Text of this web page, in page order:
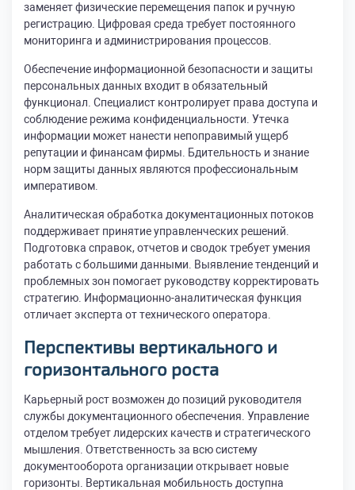
заменяет физические перемещения папок и ручную
регистрацию. Цифровая среда требует постоянного
мониторинга и администрирования процессов.
Обеспечение информационной безопасности и защиты
персональных данных входит в обязательный
функционал. Специалист контролирует права доступа и
соблюдение режима конфиденциальности. Утечка
информации может нанести непоправимый ущерб
репутации и финансам фирмы. Бдительность и знание
норм защиты данных являются профессиональным
императивом.
Аналитическая обработка документационных потоков
поддерживает принятие управленческих решений.
Подготовка справок, отчетов и сводок требует умения
работать с большими данными. Выявление тенденций и
проблемных зон помогает руководству корректировать
стратегию. Информационно-аналитическая функция
отличает эксперта от технического оператора.
Перспективы вертикального и
горизонтального роста
Карьерный рост возможен до позиций руководителя
службы документационного обеспечения. Управление
отделом требует лидерских качеств и стратегического
мышления. Ответственность за всю систему
документооборота организации открывает новые
горизонты. Вертикальная мобильность доступна